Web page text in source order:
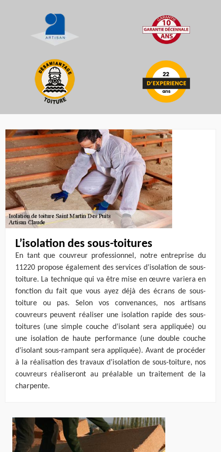
L’isolation des sous-toitures
En tant que couvreur professionnel, notre entreprise du
11220 propose également des services d’isolation de sous-
toiture. La technique qui va être mise en œuvre variera en
fonction du fait que vous ayez déjà des écrans de sous-
toiture ou pas. Selon vos convenances, nos artisans
couvreurs peuvent réaliser une isolation rapide des sous-
toitures (une simple couche d’isolant sera appliquée) ou
une isolation de haute performance (une double couche
d’isolant sous-rampant sera appliquée). Avant de procéder
à la réalisation des travaux d’isolation de sous-toiture, nos
couvreurs réaliseront au préalable un traitement de la
charpente.